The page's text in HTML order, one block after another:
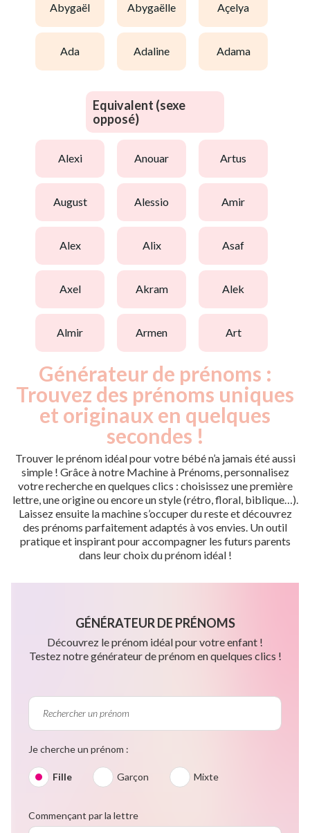
abygaël abygaëlle açelya
ada adaline adama
Equivalent (sexe
opposé)
alexi anouar artus
august alessio amir
alex alix asaf
axel akram alek
almir armen art
Générateur de prénoms :
Trouvez des prénoms uniques
et originaux en quelques
secondes !
Trouver le prénom idéal pour votre bébé n’a jamais été aussi
simple ! Grâce à notre Machine à Prénoms, personnalisez
votre recherche en quelques clics : choisissez une première
lettre, une origine ou encore un style (rétro, floral, biblique…).
Laissez ensuite la machine s’occuper du reste et découvrez
des prénoms parfaitement adaptés à vos envies. Un outil
pratique et inspirant pour accompagner les futurs parents
dans leur choix du prénom idéal !
GÉNÉRATEUR DE PRÉNOMS
Découvrez le prénom idéal pour votre enfant !
Testez notre générateur de prénom en quelques clics !
Je cherche un prénom :
Fille Garçon Mixte
Commençant par la lettre